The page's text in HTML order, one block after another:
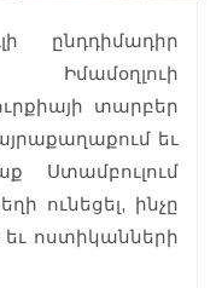
ընդդիմադիր
տարբեր
եւ
Ստամբուլում
ունեցել, ինչը
եւ ոստիկանների